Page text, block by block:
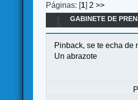
Páginas: [1] 2 >>
GABINETE DE
Pinback, se te echa de
Un abrazote